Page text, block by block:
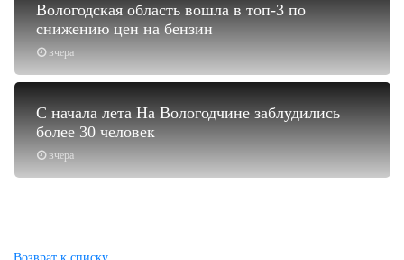
вчера
Вологодская область вошла в топ-3 по
снижению цен на бензин
вчера
С начала лета На Вологодчине заблудились
более 30 человек